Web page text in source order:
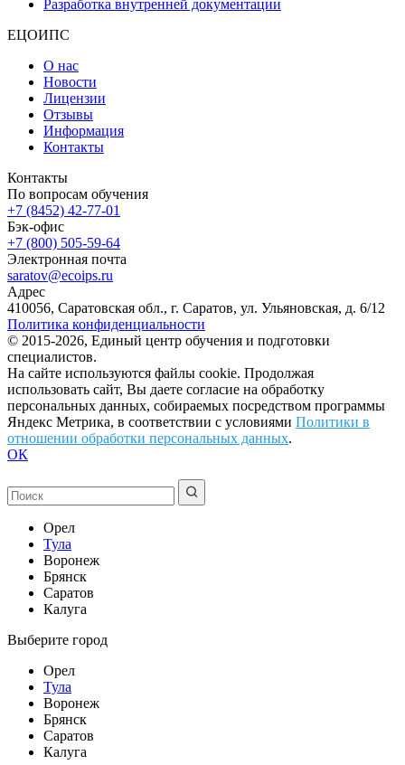
Разработка внутренней документации
ЕЦОИПС
О нас
Новости
Лицензии
Отзывы
Информация
Контакты
Контакты
По вопросам обучения
+7 (8452) 42-77-01
Бэк-офис
+7 (800) 505-59-64
Электронная почта
saratov@ecoips.ru
Адрес
410056, Саратовская обл., г. Саратов, ул. Ульяновская, д. 6/12
Политика конфиденциальности
© 2015-2026, Единый центр обучения и подготовки
специалистов.
На сайте используются файлы cookie. Продолжая
использовать сайт, Вы даете согласие на обработку
персональных данных, собираемых посредством программы
Яндекс Метрика, в соответствии с условиями Политики в
отношении обработки персональных данных.
ОК
Орел
Тула
Воронеж
Брянск
Саратов
Калуга
Выберите город
Орел
Тула
Воронеж
Брянск
Саратов
Калуга